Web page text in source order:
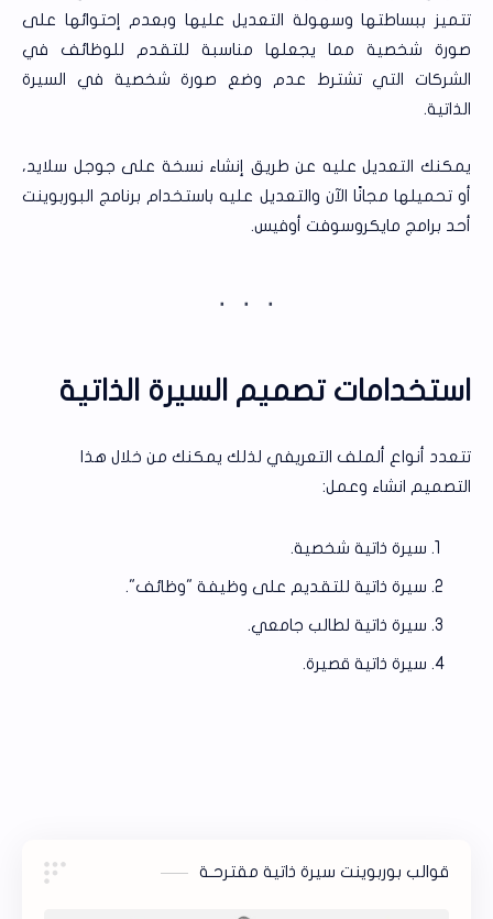
تتميز ببساطتها وسهولة التعديل عليها وبعدم إحتوائها على
صورة شخصية مما يجعلها مناسبة للتقدم للوظائف في
الشركات التي تشترط عدم وضع صورة شخصية في السيرة
الذاتية.
يمكنك التعديل عليه عن طريق إنشاء نسخة على جوجل سلايد،
أو تحميلها مجانًا الآن والتعديل عليه باستخدام برنامج البوربوينت
أحد برامج مايكروسوفت أوفيس.
استخدامات تصميم السيرة الذاتية
تتعدد أنواع ألملف التعريفي لذلك يمكنك من خلال هذا
التصميم انشاء وعمل:
سيرة ذاتية شخصية.
سيرة ذاتية للتقديم على وظيفة "وظائف".
سيرة ذاتية لطالب جامعي.
سيرة ذاتية قصيرة.
قوالب بوربوينت سيرة ذاتية مقترحـة